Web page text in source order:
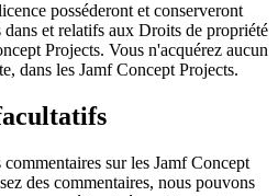
posséderont et conserveront
et relatifs aux Droits de propriété
Projects. Vous n'acquérez aucun
dans les Jamf Concept Projects.
sur les Jamf Concept
des commentaires, nous pouvons